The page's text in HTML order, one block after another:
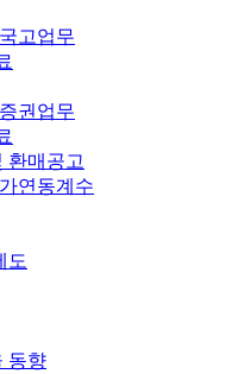
고업무
권업무
환매공고
연동계수
도
동향